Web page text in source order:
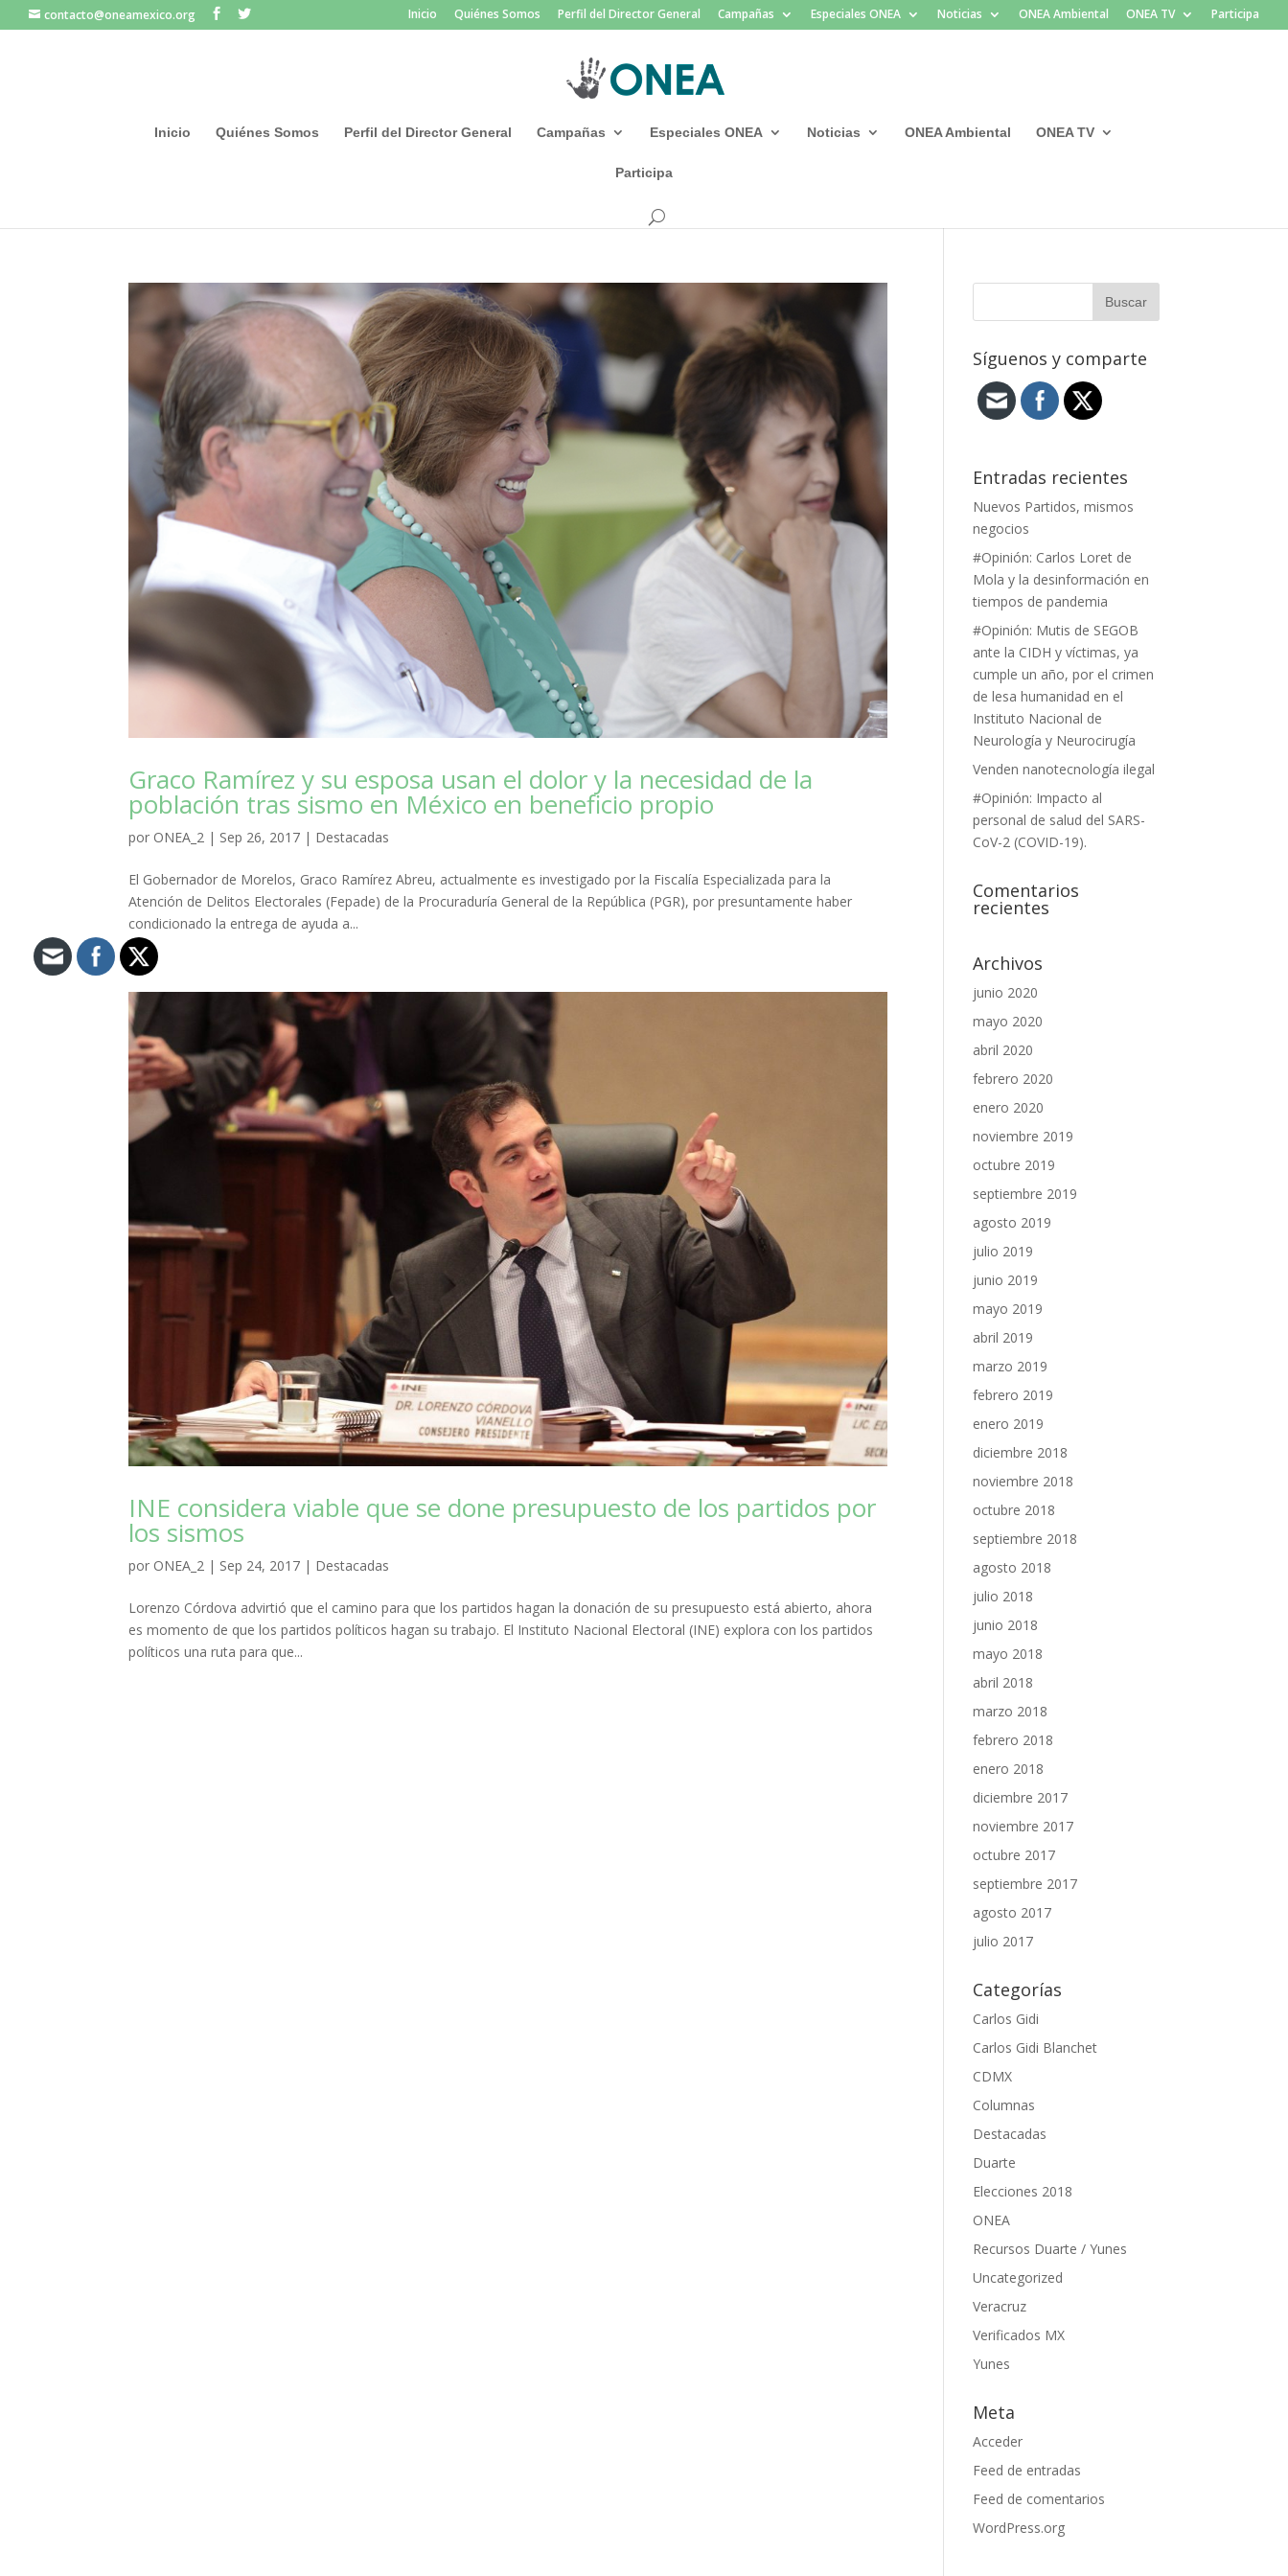
contacto@oneamexico.org Inicio Quiénes Somos Perfil del Director General Campañas Especiales ONEA Noticias ONEA Ambiental ONEA TV Participa
Inicio Quiénes Somos Perfil del Director General Campañas Especiales ONEA Noticias ONEA Ambiental ONEA TV
Participa
Graco Ramírez y su esposa usan el dolor y la necesidad de la
población tras sismo en México en beneficio propio
por ONEA_2 | Sep 26, 2017 | Destacadas
El Gobernador de Morelos, Graco Ramírez Abreu, actualmente es investigado por la Fiscalía Especializada para la
Atención de Delitos Electorales (Fepade) de la Procuraduría General de la República (PGR), por presuntamente haber
condicionado la entrega de ayuda a...
INE considera viable que se done presupuesto de los partidos por
los sismos
por ONEA_2 | Sep 24, 2017 | Destacadas
Lorenzo Córdova advirtió que el camino para que los partidos hagan la donación de su presupuesto está abierto, ahora
es momento de que los partidos políticos hagan su trabajo. El Instituto Nacional Electoral (INE) explora con los partidos
políticos una ruta para que...
Síguenos y comparte
Entradas recientes
Nuevos Partidos, mismos
negocios
#Opinión: Carlos Loret de
Mola y la desinformación en
tiempos de pandemia
#Opinión: Mutis de SEGOB
ante la CIDH y víctimas, ya
cumple un año, por el crimen
de lesa humanidad en el
Instituto Nacional de
Neurología y Neurocirugía
Venden nanotecnología ilegal
#Opinión: Impacto al
personal de salud del SARS-
CoV-2 (COVID-19).
Comentarios
recientes
Archivos
junio 2020
mayo 2020
abril 2020
febrero 2020
enero 2020
noviembre 2019
octubre 2019
septiembre 2019
agosto 2019
julio 2019
junio 2019
mayo 2019
abril 2019
marzo 2019
febrero 2019
enero 2019
diciembre 2018
noviembre 2018
octubre 2018
septiembre 2018
agosto 2018
julio 2018
junio 2018
mayo 2018
abril 2018
marzo 2018
febrero 2018
enero 2018
diciembre 2017
noviembre 2017
octubre 2017
septiembre 2017
agosto 2017
julio 2017
Categorías
Carlos Gidi
Carlos Gidi Blanchet
CDMX
Columnas
Destacadas
Duarte
Elecciones 2018
ONEA
Recursos Duarte / Yunes
Uncategorized
Veracruz
Verificados MX
Yunes
Meta
Acceder
Feed de entradas
Feed de comentarios
WordPress.org